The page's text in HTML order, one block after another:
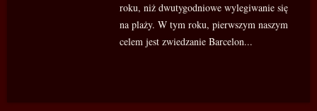
roku, niż dwutygodniowe wylegiwanie się
na plaży. W tym roku, pierwszym naszym
celem jest zwiedzanie Barcelon...